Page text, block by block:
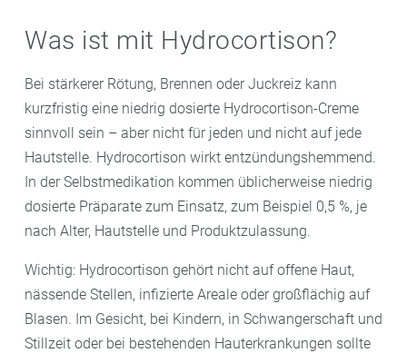
Was ist mit Hydrocortison?
Bei stärkerer Rötung, Brennen oder Juckreiz kann
kurzfristig eine niedrig dosierte Hydrocortison-Creme
sinnvoll sein – aber nicht für jeden und nicht auf jede
Hautstelle. Hydrocortison wirkt entzündungshemmend.
In der Selbstmedikation kommen üblicherweise niedrig
dosierte Präparate zum Einsatz, zum Beispiel 0,5 %, je
nach Alter, Hautstelle und Produktzulassung.
Wichtig: Hydrocortison gehört nicht auf offene Haut,
nässende Stellen, infizierte Areale oder großflächig auf
Blasen. Im Gesicht, bei Kindern, in Schwangerschaft und
Stillzeit oder bei bestehenden Hauterkrankungen sollte